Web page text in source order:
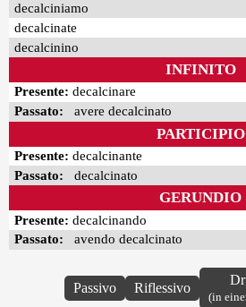
decalciniamo
decalcinate
decalcinino
INFINITO
Presente: decalcinare
Passato: avere decalcinato
PARTICIPIO
Presente: decalcinante
Passato: decalcinato
GERUNDIO
Presente: decalcinando
Passato: avendo decalcinato
Passivo Riflessivo
(in